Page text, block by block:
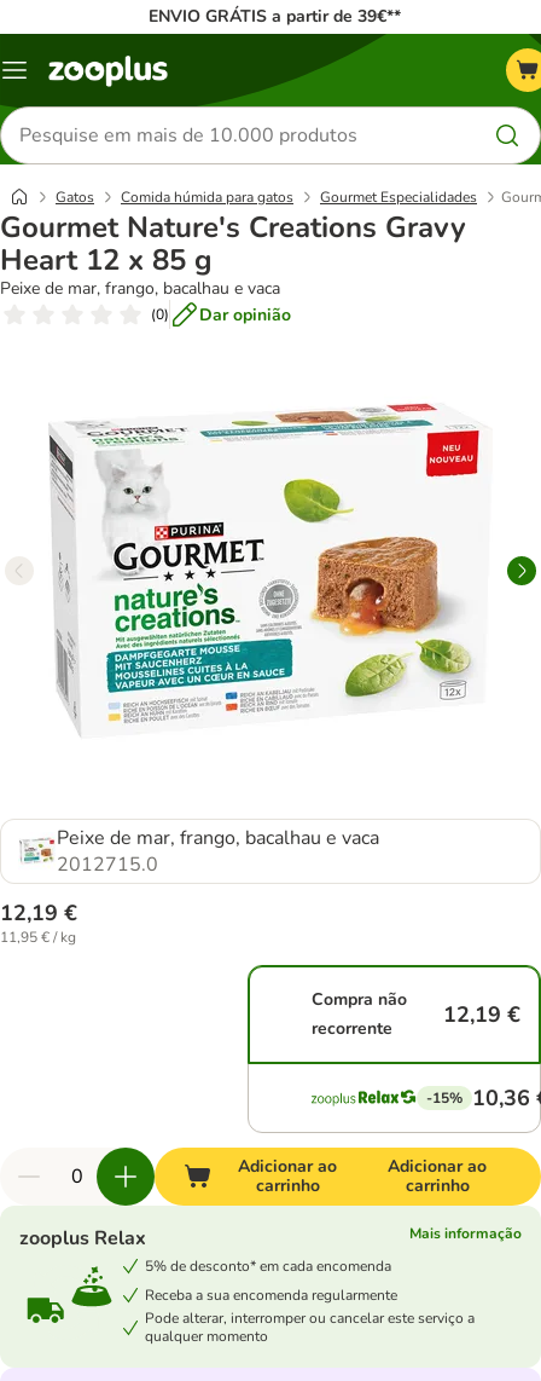
ENVIO GRÁTIS a partir de 39€**
Menu
Pesquisar
produtos
Gatos Comida húmida para gatos Gourmet Especialidades
Gourmet Nature's Creations Gravy
Heart 12 x 85 g
Peixe de mar, frango, bacalhau e vaca
(0) Dar opinião
Peixe de mar, frango, bacalhau e vaca
2012715.0
12,19 €
11,95 € / kg
Compra não
recorrente
12,19 €
-15% 10,36
Adicionar ao
carrinho
Adicionar ao
carrinho
zooplus Relax
Mais informação
5% de desconto* em cada encomenda
Receba a sua encomenda regularmente
Pode alterar, interromper ou cancelar este serviço a
qualquer momento